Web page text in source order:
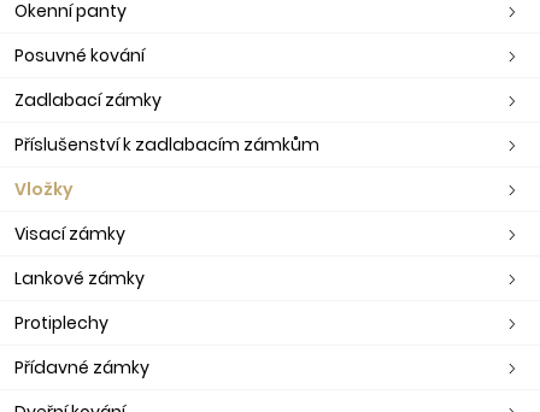
Okenní panty
Posuvné kování
Zadlabací zámky
Příslušenství k zadlabacím zámkům
Vložky
Visací zámky
Lankové zámky
Protiplechy
Přídavné zámky